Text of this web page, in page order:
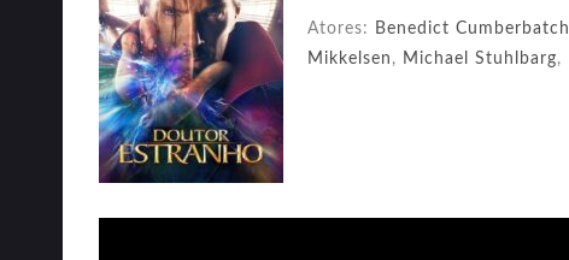
Atores: Benedict Cumberbatch
Mikkelsen , Michael Stuhlbarg,